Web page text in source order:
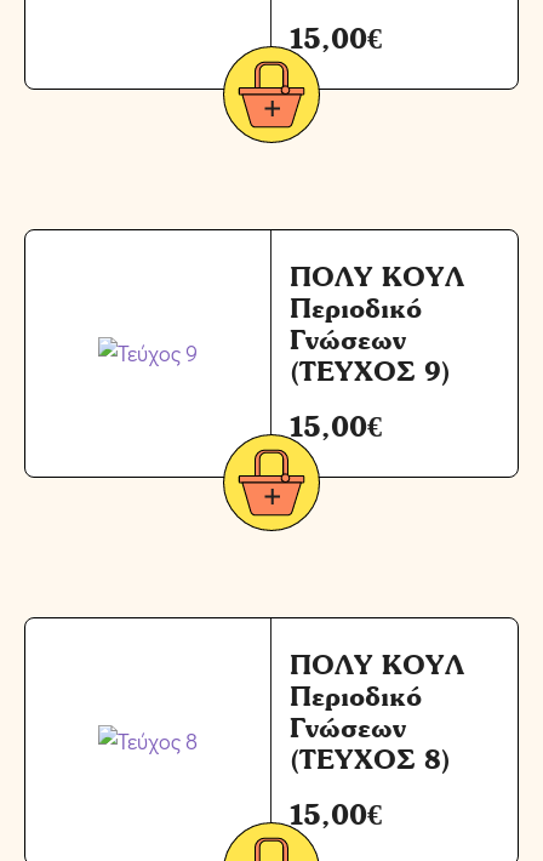
15,00€
ΠΟΛΥ ΚΟΥΛ
Περιοδικό
Γνώσεων
(ΤΕΥΧΟΣ 9)
15,00€
ΠΟΛΥ ΚΟΥΛ
Περιοδικό
Γνώσεων
(ΤΕΥΧΟΣ 8)
15,00€